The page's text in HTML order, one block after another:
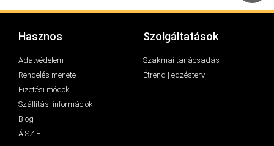
Hasznos
Adatvédelem
Rendelés menete
Fizetési módok
Szállítási információk
Blog
Á.SZ.F.
Szolgáltatások
Szakmai tanácsadás
Étrend | edzésterv